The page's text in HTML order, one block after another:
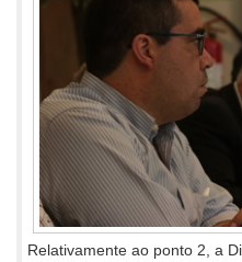
Relativamente ao ponto 2, a